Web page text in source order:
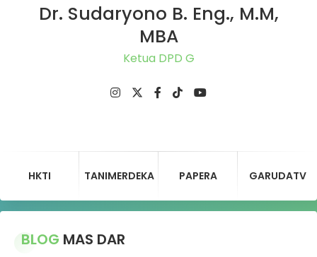
Dr. Sudaryono B. Eng., M.M,
MBA
Ketua DPD Gerindra
HKTI TANIMERDEKA PAPERA GARUDATV
BLOG MAS DAR